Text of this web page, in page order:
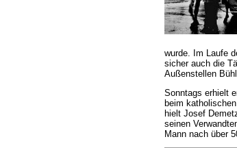
wurde. Im Laufe
sicher auch die
Außenstellen
Sonntags erhielt
beim
hielt Josef
seinen
Mann nach über